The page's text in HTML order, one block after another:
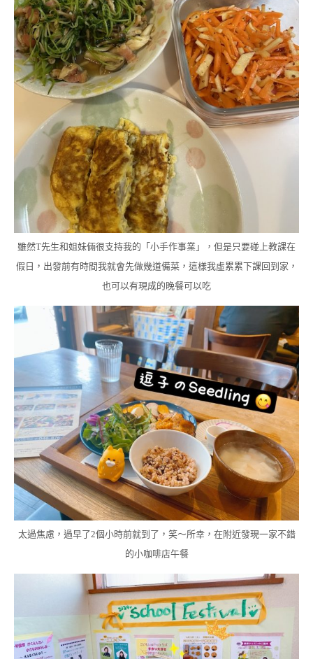
雖然T先生和姐妹倆很支持我的「小手作事業」，但是只要碰上教課在
假日，出發前有時間我就會先做幾道備菜，這樣我虛累累下課回到家，
也可以有現成的晚餐可以吃
太過焦慮，過早了2個小時前就到了，笑～所幸，在附近發現一家不錯
的小咖啡店午餐